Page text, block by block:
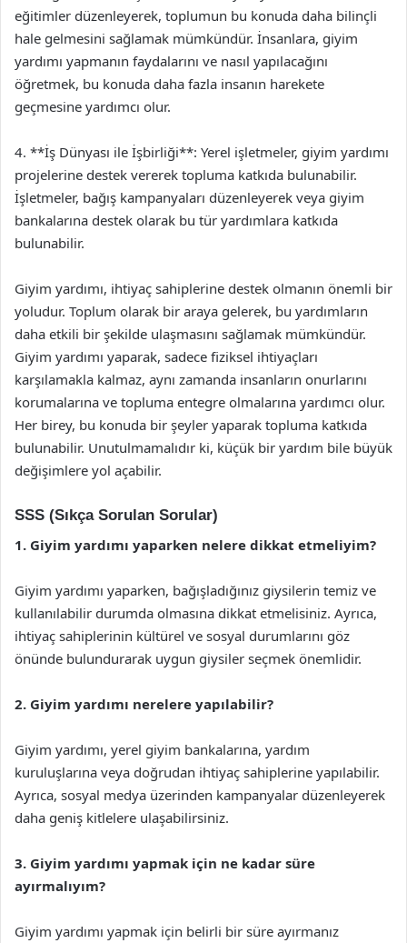
eğitimler düzenleyerek, toplumun bu konuda daha bilinçli
hale gelmesini sağlamak mümkündür. İnsanlara, giyim
yardımı yapmanın faydalarını ve nasıl yapılacağını
öğretmek, bu konuda daha fazla insanın harekete
geçmesine yardımcı olur.
4. **İş Dünyası ile İşbirliği**: Yerel işletmeler, giyim yardımı
projelerine destek vererek topluma katkıda bulunabilir.
İşletmeler, bağış kampanyaları düzenleyerek veya giyim
bankalarına destek olarak bu tür yardımlara katkıda
bulunabilir.
Giyim yardımı, ihtiyaç sahiplerine destek olmanın önemli bir
yoludur. Toplum olarak bir araya gelerek, bu yardımların
daha etkili bir şekilde ulaşmasını sağlamak mümkündür.
Giyim yardımı yaparak, sadece fiziksel ihtiyaçları
karşılamakla kalmaz, aynı zamanda insanların onurlarını
korumalarına ve topluma entegre olmalarına yardımcı olur.
Her birey, bu konuda bir şeyler yaparak topluma katkıda
bulunabilir. Unutulmamalıdır ki, küçük bir yardım bile büyük
değişimlere yol açabilir.
SSS (Sıkça Sorulan Sorular)
1. Giyim yardımı yaparken nelere dikkat etmeliyim?
Giyim yardımı yaparken, bağışladığınız giysilerin temiz ve
kullanılabilir durumda olmasına dikkat etmelisiniz. Ayrıca,
ihtiyaç sahiplerinin kültürel ve sosyal durumlarını göz
önünde bulundurarak uygun giysiler seçmek önemlidir.
2. Giyim yardımı nerelere yapılabilir?
Giyim yardımı, yerel giyim bankalarına, yardım
kuruluşlarına veya doğrudan ihtiyaç sahiplerine yapılabilir.
Ayrıca, sosyal medya üzerinden kampanyalar düzenleyerek
daha geniş kitlelere ulaşabilirsiniz.
3. Giyim yardımı yapmak için ne kadar süre
ayırmalıyım?
Giyim yardımı yapmak için belirli bir süre ayırmanız